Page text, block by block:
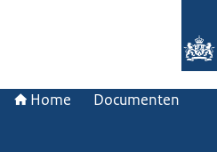
Home Documenten